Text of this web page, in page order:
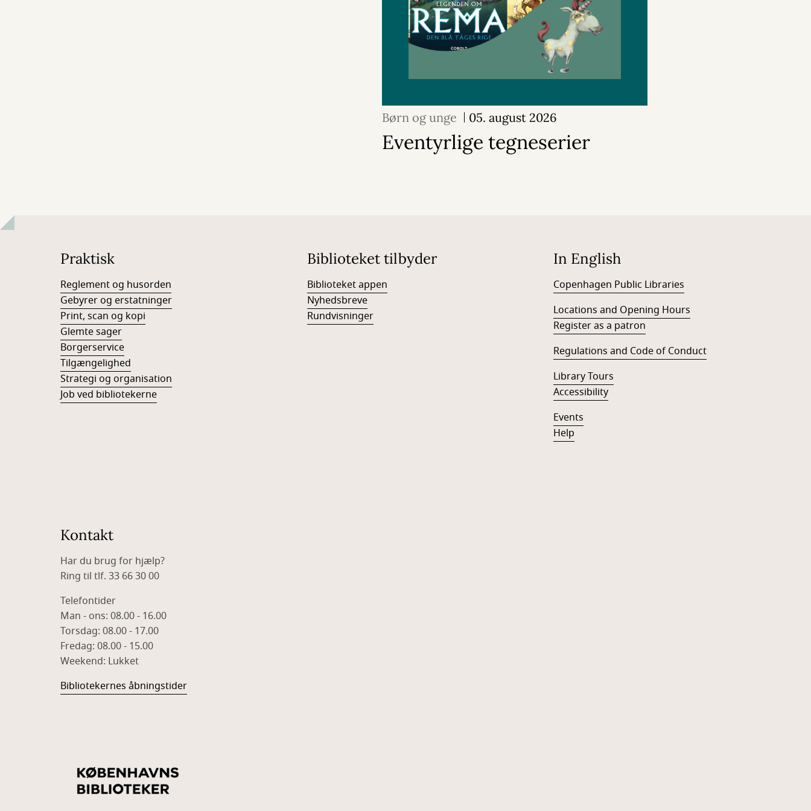
Børn og unge 05. august 2026
Eventyrlige tegneserier
Praktisk
Reglement og husorden
Gebyrer og erstatninger
Print, scan og kopi
Glemte sager
Borgerservice
Tilgængelighed
Strategi og organisation
Job ved bibliotekerne
Biblioteket tilbyder
Biblioteket appen
Nyhedsbreve
Rundvisninger
In English
Copenhagen Public Libraries
Locations and Opening Hours
Register as a patron
Regulations and Code of Conduct
Library Tours
Accessibility
Events
Help
Kontakt
Har du brug for hjælp?
Ring til tlf. 33 66 30 00
Telefontider
Man - ons: 08.00 - 16.00
Torsdag: 08.00 - 17.00
Fredag: 08.00 - 15.00
Weekend: Lukket
Bibliotekernes åbningstider